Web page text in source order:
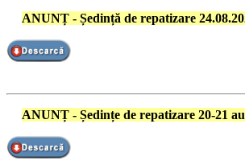
ANUNȚ - Ședință de repatizare
ANUNȚ - Ședințe de repatizare 20-21